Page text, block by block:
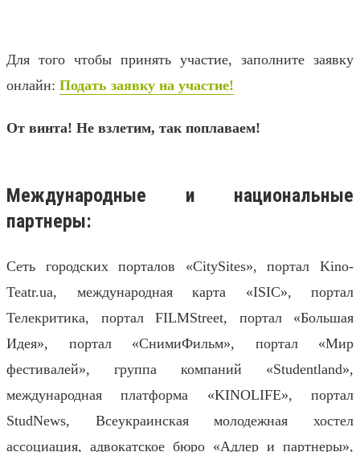
Для того чтобы принять участие, заполните заявку
онлайн: Подать заявку на участие!
От винта! Не взлетим, так поплаваем!
Международные и национальные
партнеры:
Сеть городских порталов «CitySites», портал Kino-
Teatr.ua, международная карта «ISIC», портал
Телекритика, портал FILMStreet, портал «Большая
Идея», портал «СнимиФильм», портал «Мир
фестивалей», группа компаний «Studentland»,
международная платформа «KINOLIFE», портал
StudNews, Всеукраинская молодежная хостел
ассоциация, адвокатское бюро «Адлер и партнеры»,